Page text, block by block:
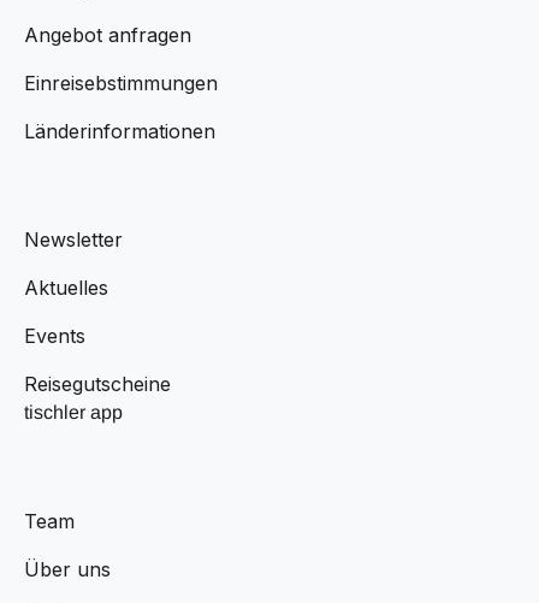
Angebot anfragen
Einreisebstimmungen
Länderinformationen
Newsletter
Aktuelles
Events
Reisegutscheine
tischler app
Team
Über uns